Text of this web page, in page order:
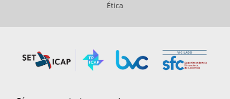
Ética